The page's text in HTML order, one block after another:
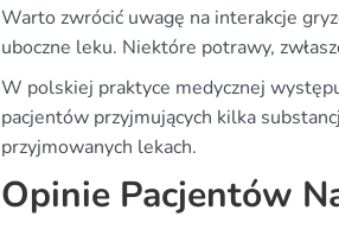
Warto zwrócić uwagę na interakcje
uboczne leku. Niektóre potrawy,
W polskiej praktyce medycznej
pacjentów przyjmujących kilka
przyjmowanych lekach.
Opinie Pacjentów